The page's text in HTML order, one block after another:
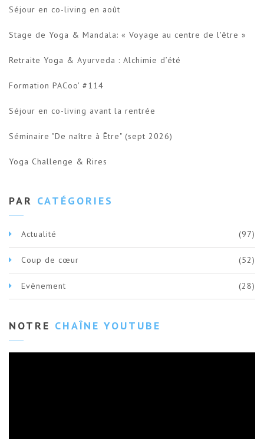
Séjour en co-living en août
Stage de Yoga & Mandala: « Voyage au centre de l'être »
Retraite Yoga & Ayurveda : Alchimie d’été
Formation PACoo' #114
Séjour en co-living avant la rentrée
Séminaire "De naître à Être" (sept 2026)
Yoga Challenge & Rires
PAR CATÉGORIES
Actualité (97)
Coup de cœur (52)
Evènement (28)
NOTRE CHAÎNE YOUTUBE